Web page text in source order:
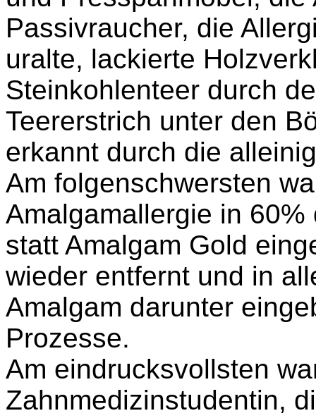
Passivraucher, die
uralte, lackierte
Steinkohlenteer durch
Teererstrich unter den
erkannt durch die
Am folgenschwersten
Amalgamallergie in
statt Amalgam Gold
wieder entfernt und in
Amalgam darunter
Prozesse.
Am eindrucksvollsten
Zahnmedizinstudentin,